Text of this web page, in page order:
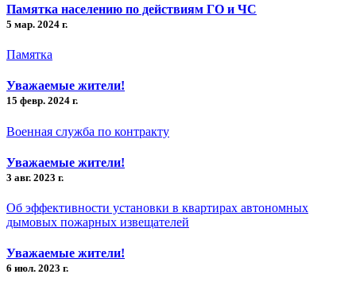
Памятка населению по действиям ГО и ЧС
5 мар. 2024 г.
Памятка
Уважаемые жители!
15 февр. 2024 г.
Военная служба по контракту
Уважаемые жители!
3 авг. 2023 г.
Об эффективности установки в квартирах автономных
дымовых пожарных извещателей
Уважаемые жители!
6 июл. 2023 г.